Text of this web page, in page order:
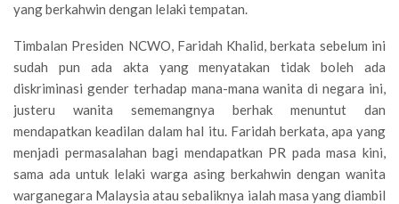
yang berkahwin dengan lelaki tempatan.
Timbalan Presiden NCWO, Faridah Khalid, berkata sebelum ini
sudah pun ada akta yang menyatakan tidak boleh ada
diskriminasi gender terhadap mana-mana wanita di negara ini,
justeru wanita sememangnya berhak menuntut dan
mendapatkan keadilan dalam hal itu. Faridah berkata, apa yang
menjadi permasalahan bagi mendapatkan PR pada masa kini,
sama ada untuk lelaki warga asing berkahwin dengan wanita
warganegara Malaysia atau sebaliknya ialah masa yang diambil